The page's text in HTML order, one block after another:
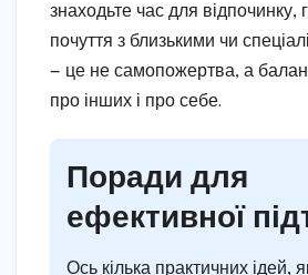
знаходьте час для відпочинку,
почуття з близькими чи
— це не самопожертва, а
про інших і про себе.
Поради для
ефективної
Ось кілька практичних ідей,